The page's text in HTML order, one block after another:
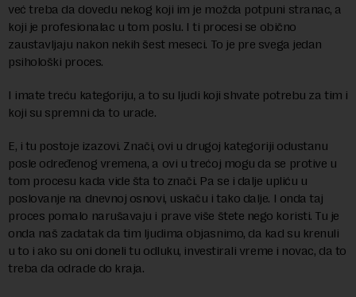
već treba da dovedu nekog koji im je možda potpuni stranac, a
koji je profesionalac u tom poslu. I ti procesi se obično
zaustavljaju nakon nekih šest meseci. To je pre svega jedan
psihološki proces.
I imate treću kategoriju, a to su ljudi koji shvate potrebu za tim i
koji su spremni da to urade.
E, i tu postoje izazovi. Znači, ovi u drugoj kategoriji odustanu
posle određenog vremena, a ovi u trećoj mogu da se protive u
tom procesu kada vide šta to znači. Pa se i dalje upliću u
poslovanje na dnevnoj osnovi, uskaču i tako dalje. I onda taj
proces pomalo narušavaju i prave više štete nego koristi. Tu je
onda naš zadatak da tim ljudima objasnimo, da kad su krenuli
u to i ako su oni doneli tu odluku, investirali vreme i novac, da to
treba da odrade do kraja.